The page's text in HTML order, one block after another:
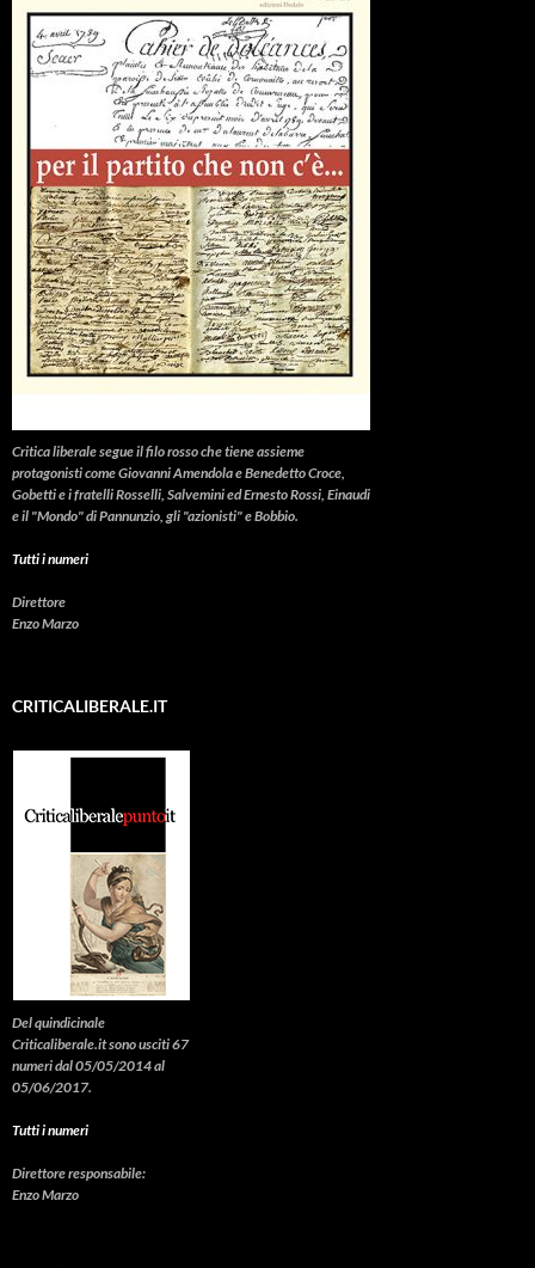
Critica liberalesegue il filo rosso che tiene assieme
protagonisti come Giovanni Amendola e Benedetto Croce,
Gobetti e i fratelli Rosselli, Salvemini ed Ernesto Rossi, Einaudi
e il "Mondo" di Pannunzio, gli "azionisti" e Bobbio.
Tutti i numeri
Direttore
Enzo Marzo
CRITICALIBERALE.IT
Del quindicinale
Criticaliberale.it sono usciti 67
numeri dal 05/05/2014 al
05/06/2017.
Tutti i numeri
Direttore responsabile:
Enzo Marzo